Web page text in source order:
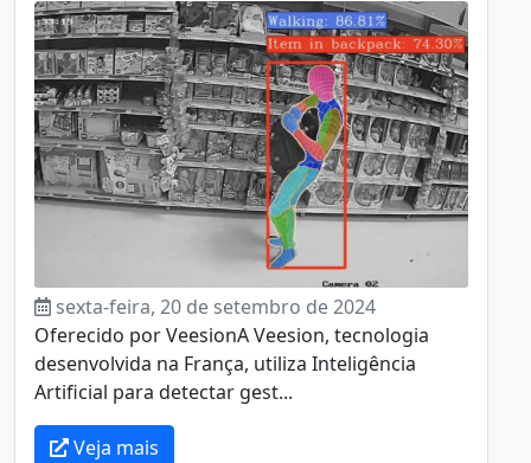
sexta-feira, 20 de setembro de 2024
Oferecido por VeesionA Veesion, tecnologia
desenvolvida na França, utiliza Inteligência
Artificial para detectar gest...
Veja mais